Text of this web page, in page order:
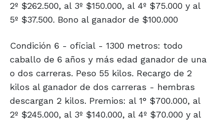
2º $262.500, al 3º $150.000, al 4º $75.000 y al
5º $37.500. Bono al ganador de $100.000
Condición 6 - oficial - 1300 metros: todo
caballo de 6 años y más edad ganador de una
o dos carreras. Peso 55 kilos. Recargo de 2
kilos al ganador de dos carreras - hembras
descargan 2 kilos. Premios: al 1° $700.000, al
2º $245.000, al 3º $140.000, al 4º $70.000 y al